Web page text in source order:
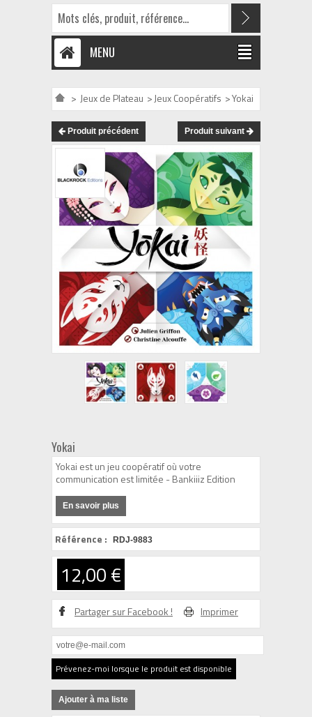
MENU
> Jeux de Plateau >Jeux Coopératifs >Yokai
Produit précédent Produit suivant
Yokai
Yokai est un jeu coopératif où votre
communication est limitée - Bankiiiz Edition
En savoir plus
Référence : RDJ-9883
12,00 €
Partager sur Facebook ! Imprimer
Prévenez-moi lorsque le produit est disponible
Ajouter à ma liste